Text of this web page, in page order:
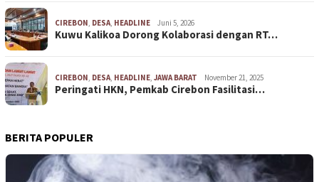
CIREBON, DESA, HEADLINE Juni 5, 2026
Kuwu Kalikoa Dorong Kolaborasi dengan RT…
CIREBON, DESA, HEADLINE, JAWA BARAT November 21, 2025
Peringati HKN, Pemkab Cirebon Fasilitasi…
BERITA POPULER